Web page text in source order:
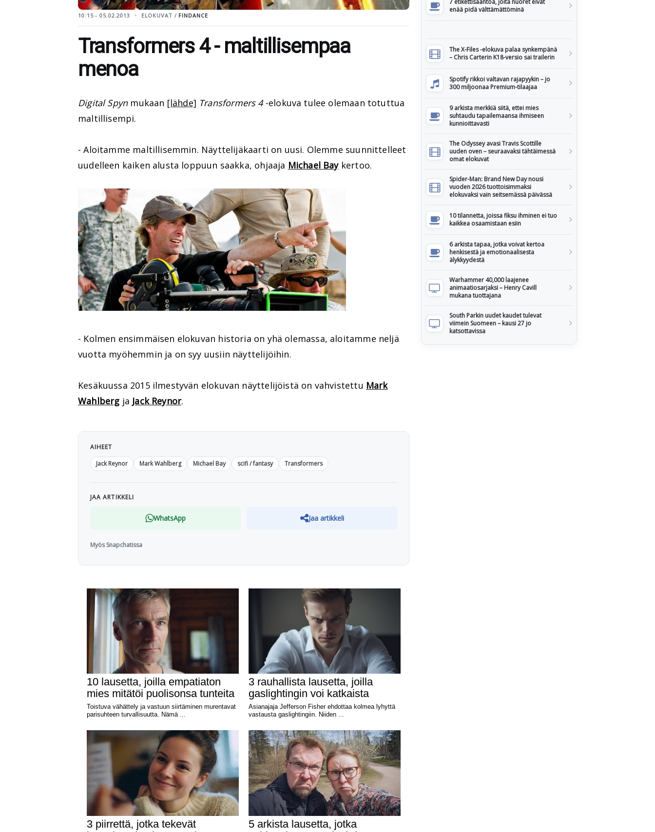
10:15 - 05.02.2013 ELOKUVAT / FINDANCE
Transformers 4 - maltillisempaa
menoa
Digital Spynmukaan [lähde] Transformers 4-elokuva tulee olemaan totuttua
maltillisempi.
- Aloitamme maltillisemmin. Näyttelijäkaarti on uusi. Olemme suunnittelleet
uudelleen kaiken alusta loppuun saakka, ohjaaja Michael Baykertoo.
- Kolmen ensimmäisen elokuvan historia on yhä olemassa, aloitamme neljä
vuotta myöhemmin ja on syy uusiin näyttelijöihin.
Kesäkuussa 2015 ilmestyvän elokuvan näyttelijöistä on vahvistettu Mark
Wahlberg ja Jack Reynor.
AIHEET
Jack Reynor
Mark Wahlberg Michael Bay scifi / fantasy Transformers
JAA ARTIKKELI
WhatsApp Jaa artikkeli
Myös Snapchatissa
7 etikettisääntöä, joita nuoret eivät
enää pidä välttämättöminä
The X-Files -elokuva palaa synkempänä
– Chris Carterin K18-versio sai trailerin
Spotify rikkoi valtavan rajapyykin – jo
300 miljoonaa Premium-tilaajaa
9 arkista merkkiä siitä, ettei mies
suhtaudu tapailemaansa ihmiseen
kunnioittavasti
The Odyssey avasi Travis Scottille
uuden oven – seuraavaksi tähtäimessä
omat elokuvat
Spider-Man: Brand New Day nousi
vuoden 2026 tuottoisimmaksi
elokuvaksi vain seitsemässä päivässä
10 tilannetta, joissa fiksu ihminen ei tuo
kaikkea osaamistaan esiin
6 arkista tapaa, jotka voivat kertoa
henkisestä ja emotionaalisesta
älykkyydestä
Warhammer 40,000 laajenee
animaatiosarjaksi – Henry Cavill
mukana tuottajana
South Parkin uudet kaudet tulevat
viimein Suomeen – kausi 27 jo
katsottavissa